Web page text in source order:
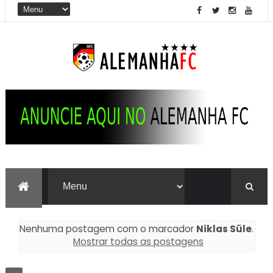
Nenhuma postagem com o marcador Niklas Süle.
Mostrar todas as postagens